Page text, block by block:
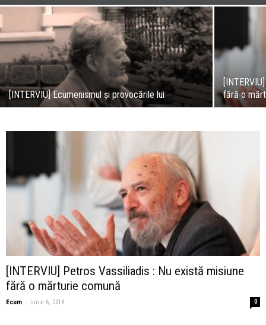
[INTERVIU] Ecumenismul și provocările lui
fără o
[INTERVIU] Petros Vassiliadis : Nu există misiune
fără o mărturie comună
Ecum - iunie 6, 2018 0